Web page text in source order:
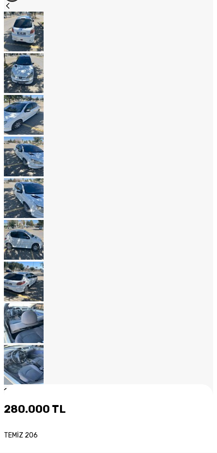
1
280.000 TL
TEMİZ 206